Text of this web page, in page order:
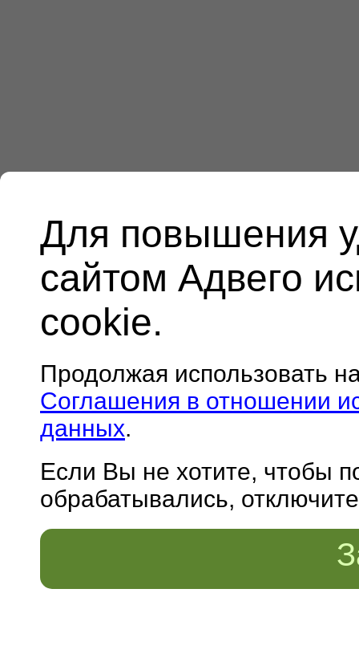
Для повышения
сайтом Адвего
cookie.
Продолжая использовать
Соглашения в отношении
данных.
Если Вы не хотите, чтобы
обрабатывались,